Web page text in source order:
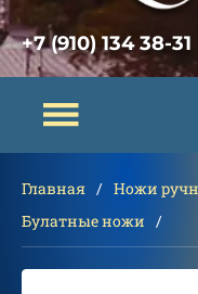
+7 (910) 134 38-31
Главная Ножи
Булатные ножи